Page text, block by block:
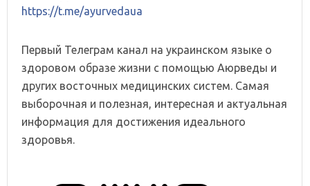
https://t.me/ayurvedaua
Первый Телеграм канал на украинском языке о
здоровом образе жизни с помощью Аюрведы и
других восточных медицинских систем. Самая
выборочная и полезная, интересная и актуальная
информация для достижения идеального
здоровья.